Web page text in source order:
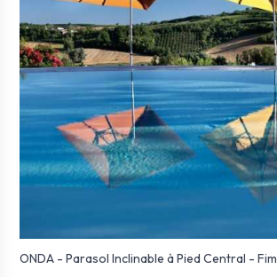
ONDA - Parasol Inclinable à Pied Central - Fim